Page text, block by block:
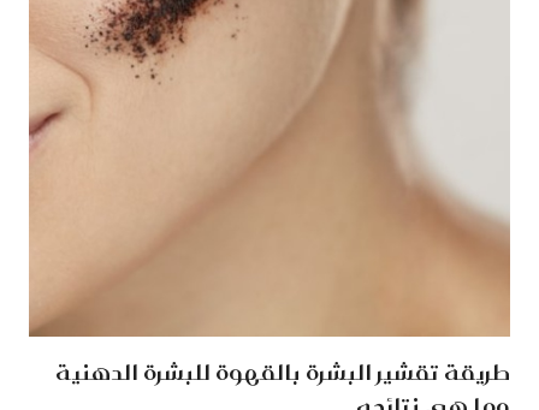
طريقة تقشير البشرة بالقهوة للبشرة الدهنية